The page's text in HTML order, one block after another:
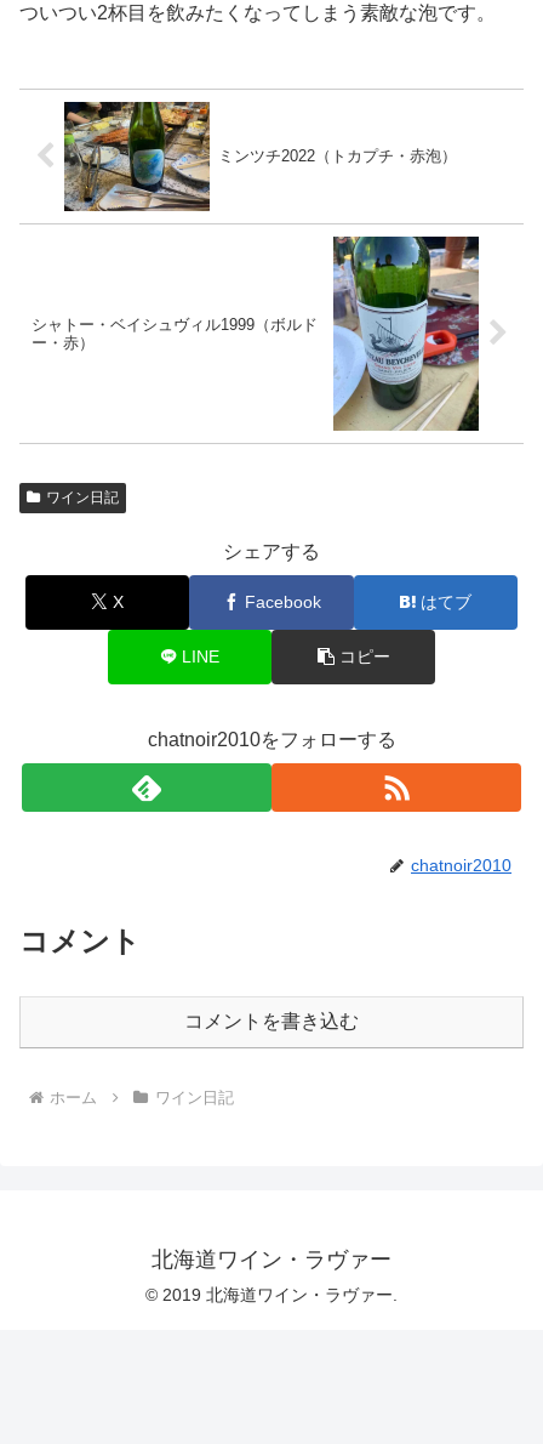
ついつい2杯目を飲みたくなってしまう素敵な泡です。
ミンツチ2022（トカプチ・赤泡）
シャトー・ベイシュヴィル1999（ボルド
ー・赤）
ワイン日記
シェアする
X Facebook はてブ
LINE コピー
chatnoir2010をフォローする
chatnoir2010
コメント
コメントを書き込む
ホーム ワイン日記
北海道ワイン・ラヴァー
© 2019 北海道ワイン・ラヴァー.